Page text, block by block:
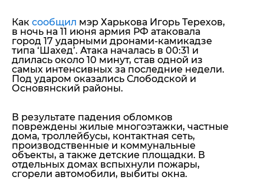
Как сообщил мэр Харькова Игорь Терехов,
в ночь на 11 июня армия РФ атаковала
город 17 ударными дронами-камикадзе
типа ‘Шахед’. Атака началась в 00:31 и
длилась около 10 минут, став одной из
самых интенсивных за последние недели.
Под ударом оказались Слободской и
Основянский районы.
В результате падения обломков
повреждены жилые многоэтажки, частные
дома, троллейбусы, контактная сеть,
производственные и коммунальные
объекты, а также детские площадки. В
отдельных домах вспыхнули пожары,
сгорели автомобили, выбиты окна.